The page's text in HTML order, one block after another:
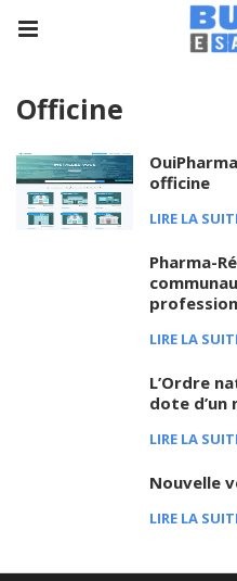
Officine
officine
LIRE LA
Pharma-
LIRE LA
L’Ordre
dote d’un
LIRE LA
Nouvelle
LIRE LA